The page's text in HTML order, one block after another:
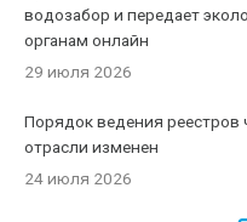
водозабор и передает
органам онлайн
29 июля 2026
Порядок ведения реестров
отрасли изменен
24 июля 2026